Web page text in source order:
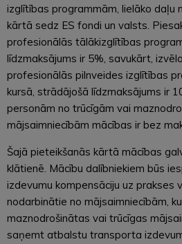
izglītības programmām, lielāko daļu
kārtā sedz ES fondi un valsts.
profesionālās tālākizglītības
līdzmaksājums ir 5%, savukārt,
profesionālās pilnveides izglītības
kursā, strādājošā līdzmaksājums ir
personām no trūcīgām vai
mājsaimniecībām mācības ir bez
Šajā pieteikšanās kārtā mācības
klātienē. Mācību dalībniekiem būs
izdevumu kompensāciju uz prakses
nodarbinātie no mājsaimniecībām,
maznodrošinātas vai trūcīgas
saņemt atbalstu transporta